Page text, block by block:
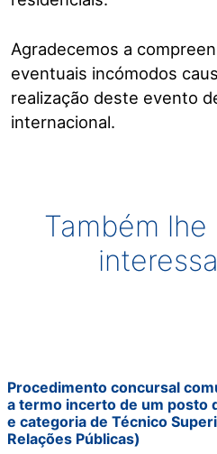
Agradecemos a
eventuais incómodos
realização deste evento
internacional.
Também lhe
Procedimento concursal
a termo incerto de um posto
e categoria de Técnico
Relações Públicas)